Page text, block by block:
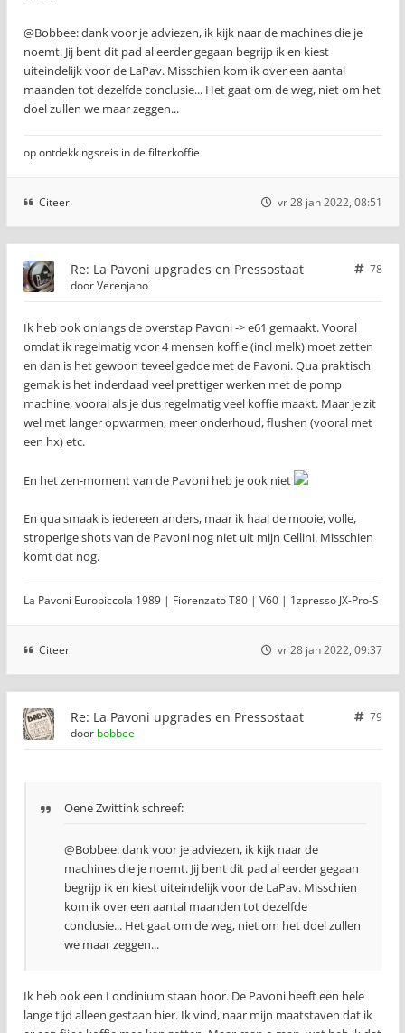
@Bobbee: dank voor je adviezen, ik kijk naar de machines die je
noemt. Jij bent dit pad al eerder gegaan begrijp ik en kiest
uiteindelijk voor de LaPav. Misschien kom ik over een aantal
maanden tot dezelfde conclusie... Het gaat om de weg, niet om het
doel zullen we maar zeggen...
op ontdekkingsreis in de filterkoffie
Citeer vr 28 jan 2022, 08:51
Re: La Pavoni upgrades en Pressostaat
78
doorVerenjano
Ik heb ook onlangs de overstap Pavoni -> e61 gemaakt. Vooral
omdat ik regelmatig voor 4 mensen koffie (incl melk) moet zetten
en dan is het gewoon teveel gedoe met de Pavoni. Qua praktisch
gemak is het inderdaad veel prettiger werken met de pomp
machine, vooral als je dus regelmatig veel koffie maakt. Maar je zit
wel met langer opwarmen, meer onderhoud, flushen (vooral met
een hx) etc.
En het zen-moment van de Pavoni heb je ook niet
En qua smaak is iedereen anders, maar ik haal de mooie, volle,
stroperige shots van de Pavoni nog niet uit mijn Cellini. Misschien
komt dat nog.
La Pavoni Europiccola 1989 | Fiorenzato T80 | V60 | 1zpresso JX-Pro-S
Citeer vr 28 jan 2022, 09:37
Re: La Pavoni upgrades en Pressostaat
79
door bobbee
Oene Zwittink schreef:
@Bobbee: dank voor je adviezen, ik kijk naar de
machines die je noemt. Jij bent dit pad al eerder gegaan
begrijp ik en kiest uiteindelijk voor de LaPav. Misschien
kom ik over een aantal maanden tot dezelfde
conclusie... Het gaat om de weg, niet om het doel zullen
we maar zeggen...
Ik heb ook een Londinium staan hoor. De Pavoni heeft een hele
lange tijd alleen gestaan hier. Ik vind, naar mijn maatstaven dat ik